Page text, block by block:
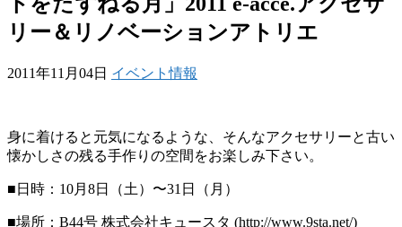
リー＆リノベーションアトリエ
2011年11月04日 イベント情報
身に着けると元気になるような、そんなアクセサリーと古い
懐かしさの残る手作りの空間をお楽しみ下さい。
■日時：10月8日（土）〜31日（月）
■場所：B44号 株式会社キュースタ (http://www.9sta.net/)